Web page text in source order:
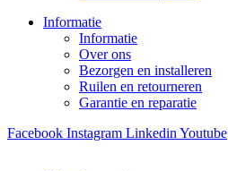
Informatie
Informatie
Over ons
Bezorgen en installeren
Ruilen en retourneren
Garantie en reparatie
Facebook Instagram Linkedin Youtube